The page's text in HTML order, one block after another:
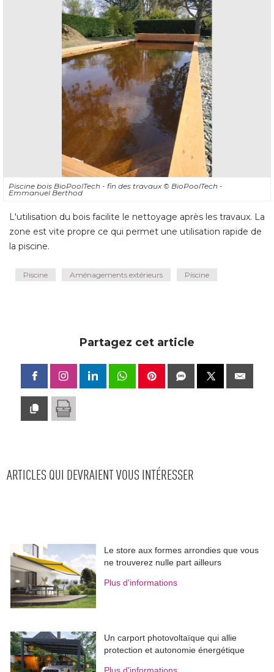
Piscine bois BioPoolTech - fin des travaux© BioPoolTech -
Emmanuel Berthod
L'utilisation du bois facilite le nettoyage après les travaux. La
zone est vite propre ce qui permet une utilisation rapide de
la piscine.
Piscine Aménagements extérieurs Piscine
Partagez cet article
ARTICLES QUI DEVRAIENT VOUS INTÉRESSER
Le store aux formes arrondies que vous
ne trouverez nulle part ailleurs
Plus d'informations
Un carport photovoltaïque qui allie
protection et autonomie énergétique
Plus d'informations